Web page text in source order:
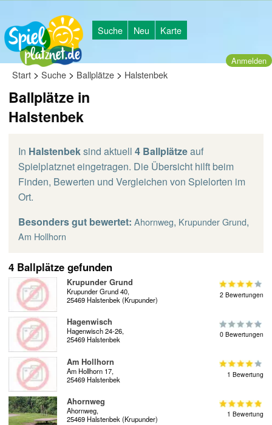
Suche Neu Karte
Anmelden
Start > Suche > Ballplätze > Halstenbek
Ballplätze in
Halstenbek
In Halstenbeksind aktuell 4 Ballplätzeauf
Spielplatznet eingetragen. Die Übersicht hilft beim
Finden, Bewerten und Vergleichen von Spielorten im
Ort.
Besonders gut bewertet: Ahornweg, Krupunder Grund,
Am Hollhorn
4 Ballplätze gefunden
Krupunder Grund
Krupunder Grund 40,
25469 Halstenbek (Krupunder)
2 Bewertungen
Hagenwisch
Hagenwisch 24-26,
25469 Halstenbek
0 Bewertungen
Am Hollhorn
Am Hollhorn 17,
25469 Halstenbek
1 Bewertung
Ahornweg
Ahornweg,
25469 Halstenbek (Krupunder)
1 Bewertung